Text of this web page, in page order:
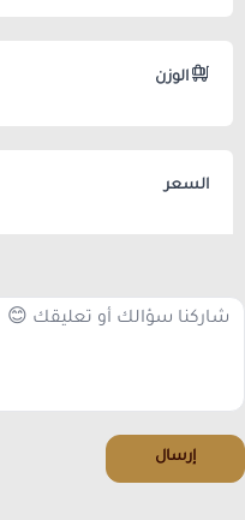
الوزن
السعر
إرسال